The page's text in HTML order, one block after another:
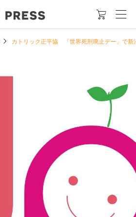

カトリック正平協 「世界死刑廃止デー」で新